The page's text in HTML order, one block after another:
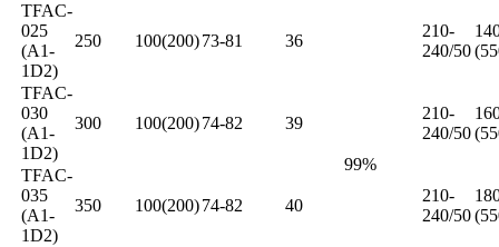
99%
TFAC-
025
(A1-
1D2)
250 100(200)73-81 36
210-
240/50
TFAC-
030
(A1-
1D2)
300 100(200)74-82 39
210-
240/50
TFAC-
035
(A1-
1D2)
350 100(200)74-82 40
210-
240/50